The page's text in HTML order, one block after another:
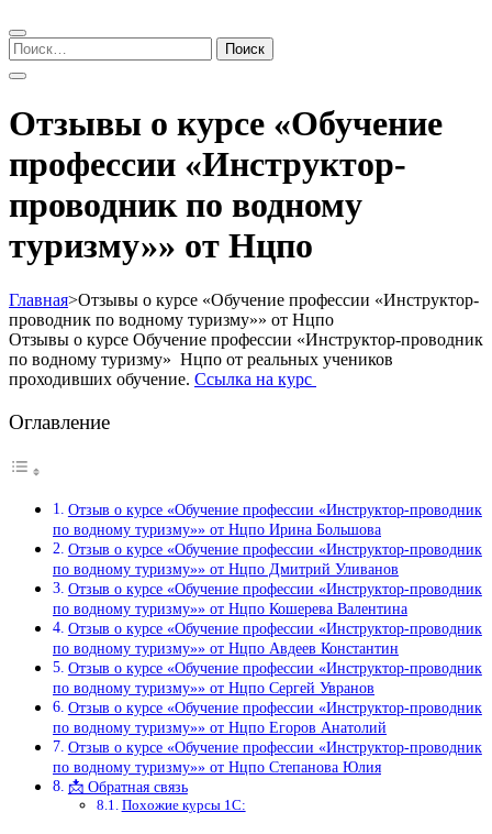
Найти:
Отзывы о курсе «Обучение
профессии «Инструктор-
проводник по водному
туризму»» от Нцпо
Главная>Отзывы о курсе «Обучение профессии «Инструктор-
проводник по водному туризму»» от Нцпо
Отзывы о курсе Обучение профессии «Инструктор-проводник
по водному туризму» Нцпо от реальных учеников
проходивших обучение. Ссылка на курс
Оглавление
Отзыв о курсе «Обучение профессии «Инструктор-проводник
по водному туризму»» от Нцпо Ирина Большова
Отзыв о курсе «Обучение профессии «Инструктор-проводник
по водному туризму»» от Нцпо Дмитрий Уливанов
Отзыв о курсе «Обучение профессии «Инструктор-проводник
по водному туризму»» от Нцпо Кошерева Валентина
Отзыв о курсе «Обучение профессии «Инструктор-проводник
по водному туризму»» от Нцпо Авдеев Константин
Отзыв о курсе «Обучение профессии «Инструктор-проводник
по водному туризму»» от Нцпо Сергей Увранов
Отзыв о курсе «Обучение профессии «Инструктор-проводник
по водному туризму»» от Нцпо Егоров Анатолий
Отзыв о курсе «Обучение профессии «Инструктор-проводник
по водному туризму»» от Нцпо Степанова Юлия
📩 Обратная связь
Похожие курсы 1С: